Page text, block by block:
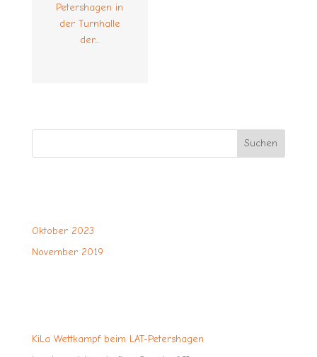
Petershagen in
der Turnhalle
der...
Suchen
Oktober 2023
November 2019
KiLa Wettkampf beim LAT-Petershagen